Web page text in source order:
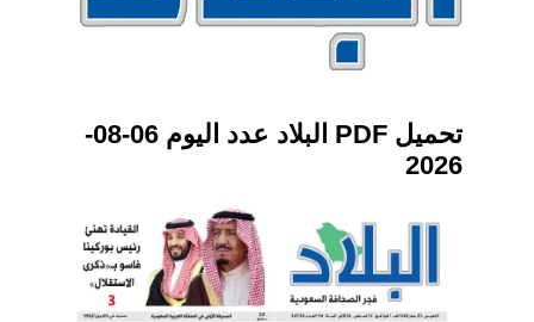
تحميل PDF البلاد عدد اليوم 06-08-
2026